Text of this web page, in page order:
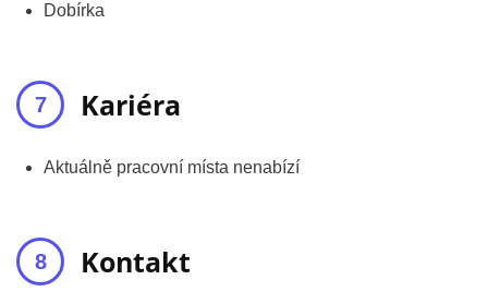
Dobírka
Kariéra
Aktuálně pracovní místa nenabízí
Kontakt